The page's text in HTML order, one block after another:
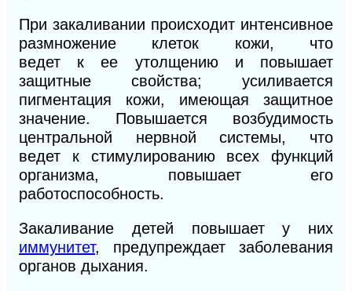
При закаливании происходит интенсивное
размножение клеток кожи, что
ведет кее утолщению и повышает
защитные свойства; усиливается
пигментация кожи, имеющая защитное
значение. Повышается возбудимость
центральной нервной системы, что
ведет к стимулированию всех функций
организма, повышает его
работоспособность.
Закаливание детей повышает у них
иммунитет, предупреждает заболевания
органов дыхания.